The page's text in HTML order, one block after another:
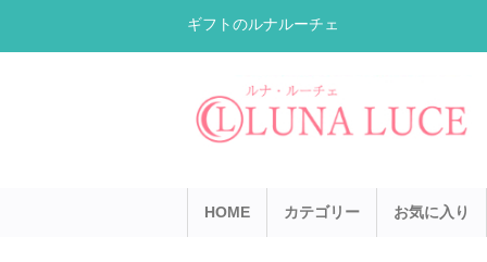
ギフトのルナルーチェ
HOME カテゴリー お気に入り